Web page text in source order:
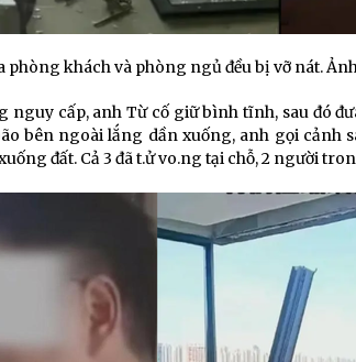
phòng khách và phòng ngủ đều bị vỡ nát.
nguy cấp, anh Từ cố giữ bình tĩnh, sau đó
bên ngoài lắng dần xuống, anh gọi cảnh
đất. Cả 3 đã t.ử vo.ng tại chỗ, 2 người